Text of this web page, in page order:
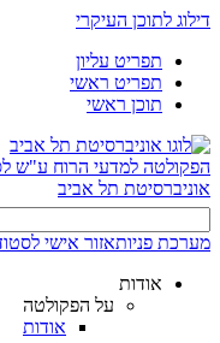
דילוג לתוכן העיקרי
תפריט עליון
תפריט ראשי
תוכן ראשי
הפקולטה למדעי הרוח ע"ש
אוניברסיטת תל אביב
מערכת פניותאזור אישי
אודות
על הפקולטה
אודות